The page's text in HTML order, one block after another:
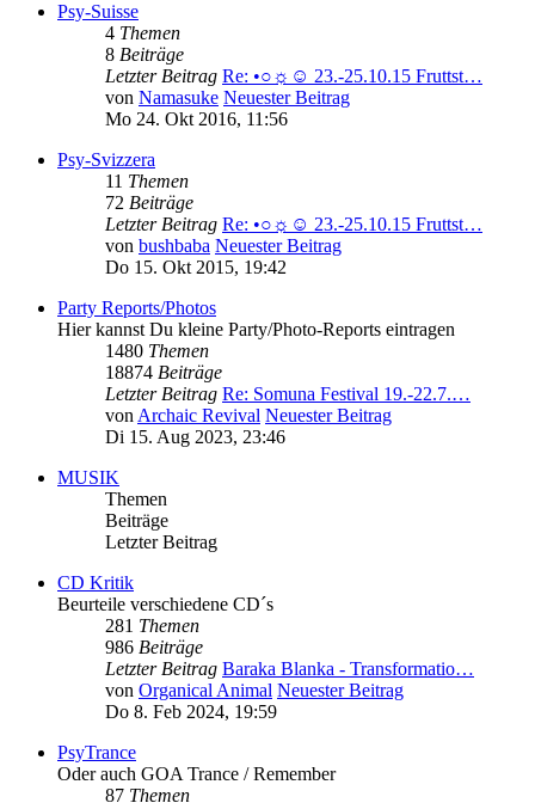
Psy-Suisse
4 Themen
8 Beiträge
Letzter Beitrag Re: •○☼☺ 23.-25.10.15 Fruttst…
von Namasuke Neuester Beitrag
Mo 24. Okt 2016, 11:56
Psy-Svizzera
11 Themen
72 Beiträge
Letzter Beitrag Re: •○☼☺ 23.-25.10.15 Fruttst…
von bushbaba Neuester Beitrag
Do 15. Okt 2015, 19:42
Party Reports/Photos
Hier kannst Du kleine Party/Photo-Reports eintragen
1480 Themen
18874 Beiträge
Letzter Beitrag Re: Somuna Festival 19.-22.7.…
vonArchaic Revival Neuester Beitrag
Di 15. Aug 2023, 23:46
MUSIK
Themen
Beiträge
Letzter Beitrag
CD Kritik
Beurteile verschiedene CD´s
281 Themen
986 Beiträge
Letzter Beitrag Baraka Blanka - Transformatio…
von Organical Animal Neuester Beitrag
Do 8. Feb 2024, 19:59
PsyTrance
Oder auch GOA Trance / Remember
87 Themen